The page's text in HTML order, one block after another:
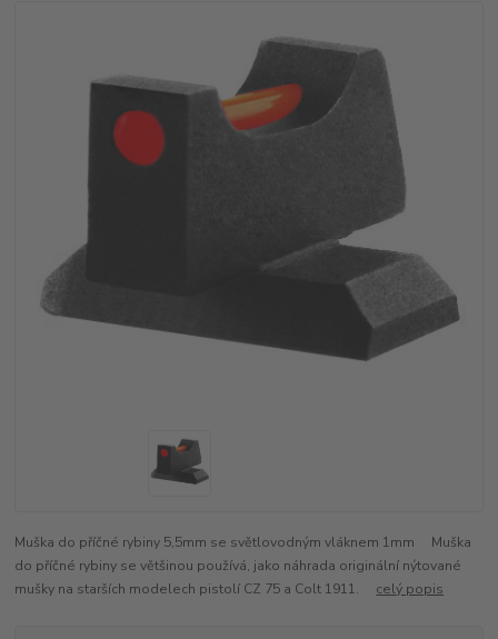
Muška do příčné rybiny 5,5mm se světlovodným vláknem 1mm Muška
do příčné rybiny se většinou používá, jako náhrada originální nýtované
mušky na starších modelech pistolí CZ 75 a Colt 1911. celý popis